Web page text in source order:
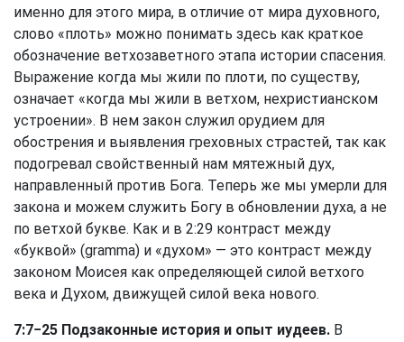
именно для этого мира, в отличие от мира духовного,
слово «плоть» можно понимать здесь как краткое
обозначение ветхозаветного этапа истории спасения.
Выражение когда мы жили по плоти, по существу,
означает «когда мы жили в ветхом, нехристианском
устроении». В нем закон служил орудием для
обострения и выявления греховных страстей, так как
подогревал свойственный нам мятежный дух,
направленный против Бога. Теперь же мы умерли для
закона и можем служить Богу в обновлении духа, а не
по ветхой букве. Как и в 2:29 контраст между
«буквой» (gramma) и «духом» — это контраст между
законом Моисея как определяющей силой ветхого
века и Духом, движущей силой века нового.
7:7−25 Подзаконные история и опыт иудеев. В